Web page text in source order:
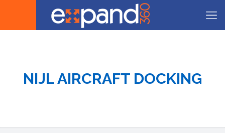
NIJL AIRCRAFT DOCKING